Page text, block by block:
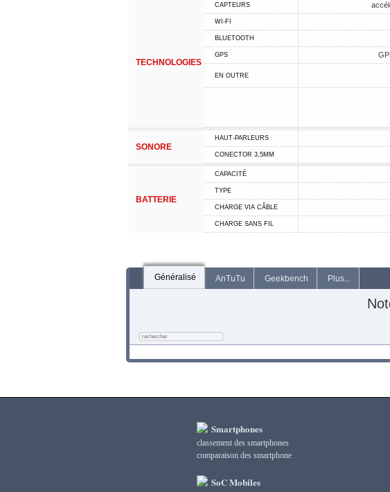
TECHNOLOGIES
CAPTEURS
WI-FI
BLUETOOTH
GPS
EN OUTRE
SONORE
HAUT-PARLEURS
CONECTOR 3,5MM
BATTERIE
CAPACITÉ
TYPE
CHARGE VIA CÂBLE
CHARGE SANS FIL
Généralisé AnTuTu Geekbench Plus...
Smartphones
classement des smartphones
сomparaison des smartphone
SoC Mobiles